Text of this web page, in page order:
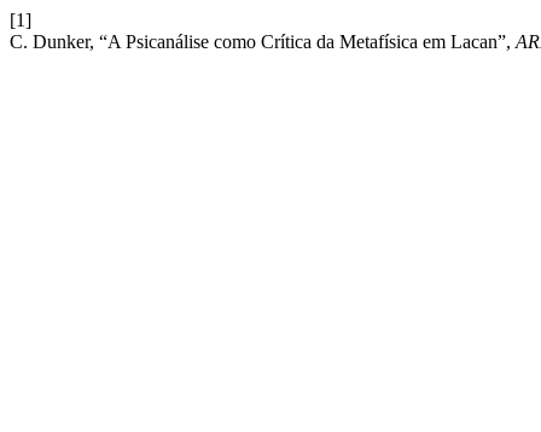
[1]
C. Dunker, “A Psicanálise como Crítica da Metafísica em Lacan”,